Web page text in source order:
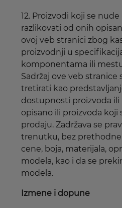
12. Proizvodi koji se
razlikovati od onih
ovoj veb stranici zbog
proizvodnji u
komponentama ili
Sadržaj ove veb stranice
tretirati kao
dostupnosti proizvoda ili
opisano ili proizvoda koji
prodaju. Zadržava se
trenutku, bez prethodne
cene, boja, materijala,
modela, kao i da se
modela.
Izmene i dopune